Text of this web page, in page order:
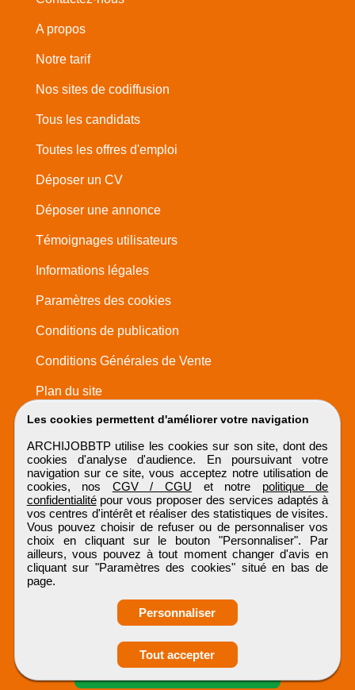
Obtenir ses
coordonnées
Les cookies permettent d'améliorer votre navigation
ARCHIJOBBTP utilise les cookies sur son site, dont des
cookies d'analyse d'audience. En poursuivant votre
navigation sur ce site, vous acceptez notre utilisation de
cookies, nos CGV / CGU et notre politique de
confidentialitépour vous proposer des services adaptés à
vos centres d'intérêt et réaliser des statistiques de visites.
Vous pouvez choisir de refuser ou de personnaliser vos
choix en cliquant sur le bouton "Personnaliser". Par
ailleurs, vous pouvez à tout moment changer d'avis en
cliquant sur "Paramètres des cookies" situé en bas de
page.
Personnaliser
Tout accepter
A propos
Notre tarif
Nos sites de codiffusion
Tous les candidats
Toutes les offres d'emploi
Déposer un CV
Déposer une annonce
Témoignages utilisateurs
Informations légales
Paramètres des cookies
Conditions de publication
Conditions Générales de Vente
Plan du site
ARCHIJOBBTP
Tous droits réservés © 1999 - 2026